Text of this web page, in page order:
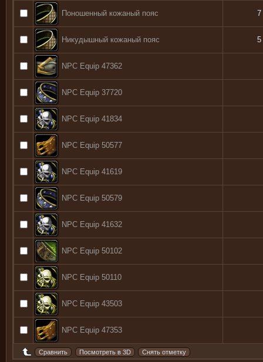
Поношенный кожаный пояс 7
Никудышный кожаный пояс 5
NPC Equip 47362
NPC Equip 37720
NPC Equip 41834
NPC Equip 50577
NPC Equip 41619
NPC Equip 50579
NPC Equip 41632
NPC Equip 50102
NPC Equip 50110
NPC Equip 43503
NPC Equip 47353